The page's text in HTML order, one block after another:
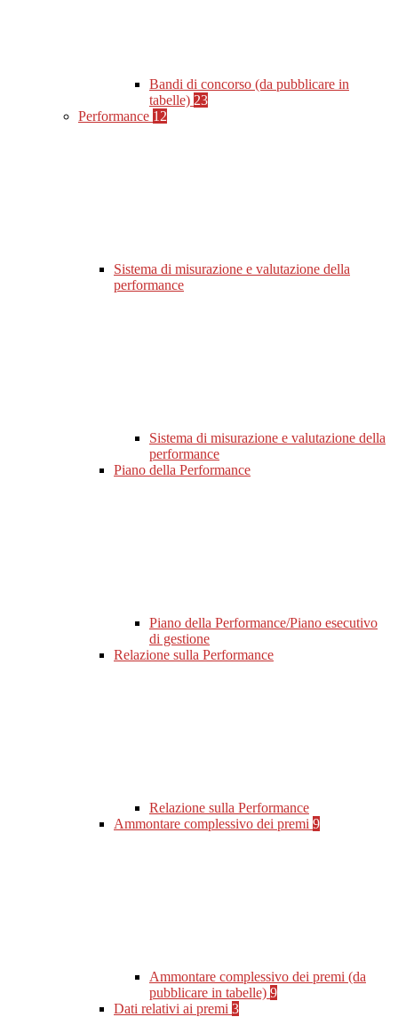
Bandi di concorso (da pubblicare in
tabelle) 23
Performance 12
Sistema di misurazione e valutazione della
performance
Sistema di misurazione e valutazione della
performance
Piano della Performance
Piano della Performance/Piano esecutivo
di gestione
Relazione sulla Performance
Relazione sulla Performance
Ammontare complessivo dei premi 9
Ammontare complessivo dei premi (da
pubblicare in tabelle) 9
Dati relativi ai premi 3